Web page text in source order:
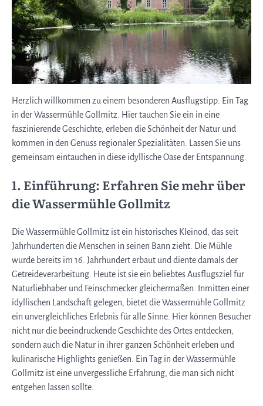
Herzlich willkommen zu einem besonderen Ausflugstipp: Ein Tag
in der Wassermühle Gollmitz. Hier tauchen Sie ein in eine
faszinierende Geschichte, erleben die Schönheit der Natur und
kommen in den Genuss regionaler Spezialitäten. Lassen Sie uns
gemeinsam eintauchen in diese idyllische Oase der Entspannung.
1. Einführung: Erfahren Sie mehr über
die Wassermühle Gollmitz
Die Wassermühle Gollmitz ist ein historisches Kleinod, das seit
Jahrhunderten die Menschen in seinen Bann zieht. Die Mühle
wurde bereits im 16. Jahrhundert erbaut und diente damals der
Getreideverarbeitung. Heute ist sie ein beliebtes Ausflugsziel für
Naturliebhaber und Feinschmecker gleichermaßen. Inmitten einer
idyllischen Landschaft gelegen, bietet die Wassermühle Gollmitz
ein unvergleichliches Erlebnis für alle Sinne. Hier können Besucher
nicht nur die beeindruckende Geschichte des Ortes entdecken,
sondern auch die Natur in ihrer ganzen Schönheit erleben und
kulinarische Highlights genießen. Ein Tag in der Wassermühle
Gollmitz ist eine unvergessliche Erfahrung, die man sich nicht
entgehen lassen sollte.